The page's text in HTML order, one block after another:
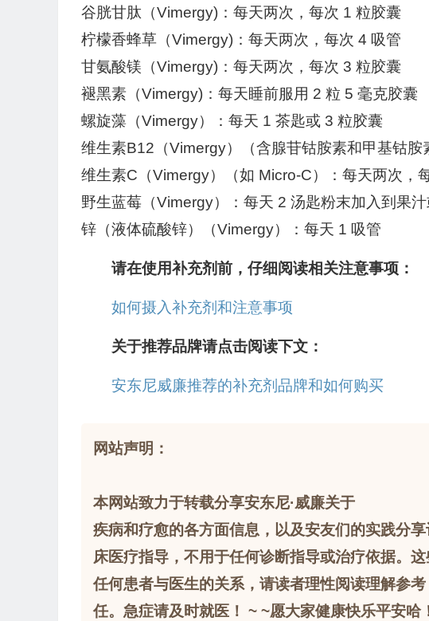
谷胱甘肽（Vimergy)：每天两次，每次 1 粒胶囊
柠檬香蜂草（Vimergy)：每天两次，每次 4 吸管
甘氨酸镁（Vimergy)：每天两次，每次 3 粒胶囊
褪黑素（Vimergy)：每天睡前服用 2 粒 5 毫克胶囊
螺旋藻（Vimergy）：每天 1 茶匙或 3 粒胶囊
维生素B12（Vimergy）（含腺苷钴胺素和甲基钴胺
维生素C（Vimergy）（如 Micro-C）：每天两次，
野生蓝莓（Vimergy）：每天 2 汤匙粉末加入到果
锌（液体硫酸锌）（Vimergy）：每天 1 吸管
请在使用补充剂前，仔细阅读相关注意事项：
如何摄入补充剂和注意事项
关于推荐品牌请点击阅读下文：
安东尼威廉推荐的补充剂品牌和如何购买
网站声明：
本网站致力于转载分享安东尼·威廉关于
疾病和疗愈的各方面信息，以及安友们的实践分
床医疗指导，不用于任何诊断指导或治疗依据。
任何患者与医生的关系，请读者理性阅读理解参
任。急症请及时就医！ ~ ~愿大家健康快乐平安哈